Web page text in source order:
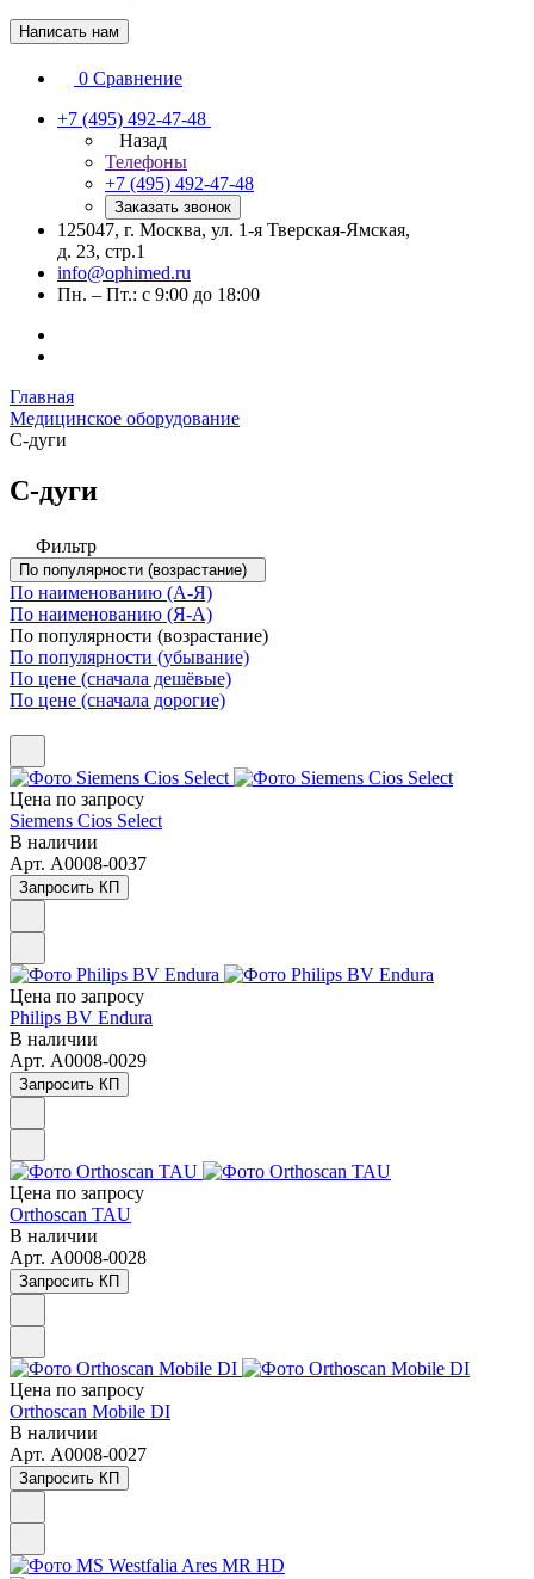
Написать нам
0 Сравнение
+7 (495) 492-47-48
Назад
Телефоны
+7 (495) 492-47-48
Заказать звонок
125047, г. Москва, ул. 1-я Тверская-Ямская,
д. 23, стр.1
info@ophimed.ru
Пн. – Пт.: с 9:00 до 18:00
Главная
Медицинское оборудование
С-дуги
С-дуги
Фильтр
По популярности (возрастание)
По наименованию (А-Я)
По наименованию (Я-А)
По популярности (возрастание)
По популярности (убывание)
По цене (сначала дешёвые)
По цене (сначала дорогие)
Цена по запросу
Siemens Cios Select
В наличии
Арт. A0008-0037
Запросить КП
Цена по запросу
Philips BV Endura
В наличии
Арт. A0008-0029
Запросить КП
Цена по запросу
Orthoscan TAU
В наличии
Арт. A0008-0028
Запросить КП
Цена по запросу
Orthoscan Mobile DI
В наличии
Арт. A0008-0027
Запросить КП